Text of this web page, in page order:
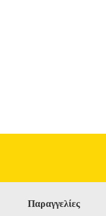
Παραγγελίες